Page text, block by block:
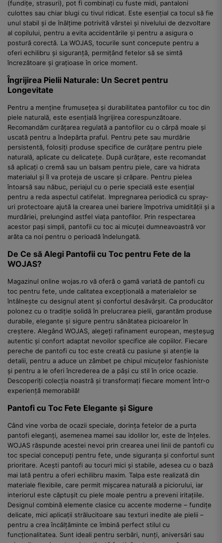
(fundițe, strasuri), pot fi combinați cu fuste midi, pantaloni
culottes sau chiar blugi cu tivul ridicat. Este esențial ca tocul să fie
unul stabil și de înălțime potrivită vârstei și nivelului de dezvoltare
al copilului, pentru a evita accidentările și pentru a asigura o
postură corectă. La WOJAS, tocurile sunt concepute pentru a
oferi echilibru și siguranță, permițând fetelor să se simtă
încrezătoare și grațioase în orice moment.
Îngrijirea Pielii Naturale: Un Secret pentru
Longevitate
Pentru a menține frumusețea și durabilitatea pantofilor cu toc din
piele naturală, este esențială îngrijirea corespunzătoare.
Recomandăm curățarea regulată a pantofilor cu o cârpă moale și
uscată pentru a îndepărta praful. Pentru pete sau murdărie
persistentă, folosiți produse specifice de curățare pentru piele
naturală, aplicate cu delicatețe. După curățare, este recomandat
să aplicați o cremă sau un balsam pentru piele, care va hidrata
materialul și îl va proteja de uscare și crăpare. Pentru pielea
întoarsă sau năbuc, periajul cu o perie specială este esențial
pentru a reda aspectul catifelat. Impregnarea periodică cu spray-
uri protectoare ajută la crearea unei bariere împotriva umidității și a
murdăriei, prelungind astfel viața pantofilor. Prin respectarea
acestor pași simpli, pantofii cu toc ai micuței dumneavoastră vor
arăta ca noi pentru o perioadă îndelungată.
De Ce să Alegi Pantofii cu Toc pentru Fete de la
WOJAS?
Magazinul online wojas.ro vă oferă o gamă variată de pantofi cu
toc pentru fete, unde calitatea excepțională a materialelor se
întâlnește cu designul atent și confortul desăvârșit. Ca producător
polonez cu o tradiție solidă în prelucrarea pielii, garantăm produse
durabile, elegante și sigure pentru sănătatea picioarelor în
creștere. Alegând WOJAS, alegeți rafinament european, meșteșug
autentic și confort adaptat nevoilor specifice ale copiilor. Fiecare
pereche de pantofi cu toc este creată cu pasiune și atenție la
detalii, pentru a aduce un zâmbet pe chipul micuțelor fashioniste
și pentru a le oferi încrederea de a păși cu stil în orice ocazie.
Descoperiți colecția noastră și transformați fiecare moment într-o
experiență memorabilă!
Pantofi cu Toc Fete Elegante și Sigure
Când vine vorba de ocazii speciale, dorința fetelor de a purta
pantofi eleganți, asemenea mamei sau idolilor lor, este de înțeles.
WOJAS răspunde acestei nevoi prin crearea unei linii de pantofi cu
toc special concepuți pentru fete, unde siguranța și confortul sunt
prioritare. Acești pantofi au tocuri mici și stabile, adesea cu o bază
mai lată pentru a oferi echilibru maxim. Talpa este realizată din
materiale flexibile, care permit mișcarea naturală a piciorului, iar
interiorul este căptușit cu piele moale pentru a preveni iritațiile.
Designul combină elemente clasice cu accente moderne – fundițe
delicate, mici aplicații strălucitoare sau texturi inedite ale pielii –
pentru a crea încălțăminte ce îmbină perfect stilul cu
funcționalitatea. Sunt ideali pentru serbări, nunți, aniversări sau